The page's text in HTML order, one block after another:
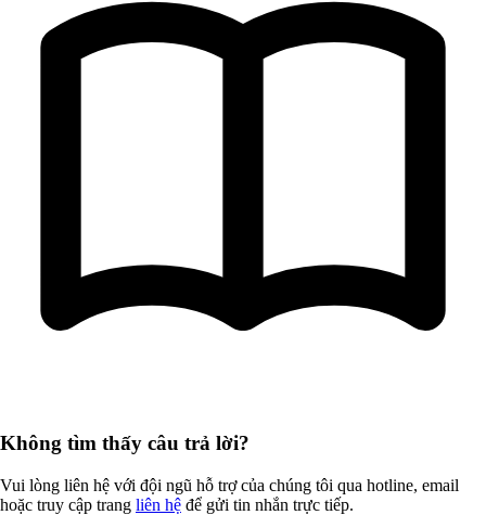
Không tìm thấy câu trả lời?
Vui lòng liên hệ với đội ngũ hỗ trợ của chúng tôi qua hotline, email
hoặc truy cập trang liên hệ để gửi tin nhắn trực tiếp.